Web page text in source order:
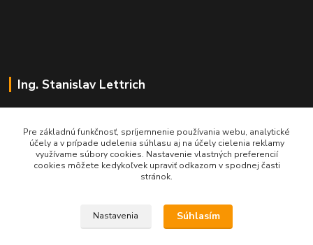
Ing. Stanislav Lettrich
+421 905 545 198
NONSTOP
Pre základnú funkčnosť, spríjemnenie používania webu, analytické
účely a v prípade udelenia súhlasu aj na účely cielenia reklamy
využívame súbory cookies. Nastavenie vlastných preferencií
cookies môžete kedykoľvek upraviť odkazom v spodnej časti
stránok.
Nastavenia Súhlasím